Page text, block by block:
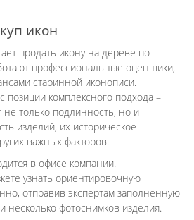
икон
продать икону на дереве по
профессиональные оценщики,
старинной иконописи.
позиции комплексного подхода –
не только подлинность, но и
изделий, их историческое
важных факторов.
в офисе компании.
узнать ориентировочную
отправив экспертам заполненную
несколько фотоснимков изделия.